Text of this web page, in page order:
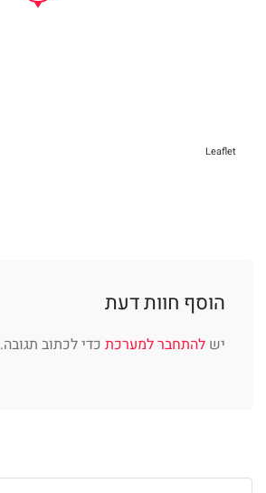
Leaflet
הוסף חוות דעת
יש להתחבר למערכת כדי לכתוב תגובה.